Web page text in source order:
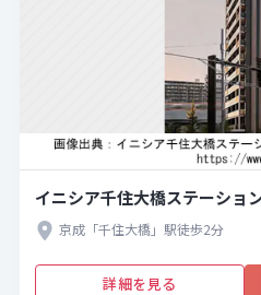
イニシア千住大橋ステーショ
京成「千住大橋」駅徒歩2分
詳細を見る